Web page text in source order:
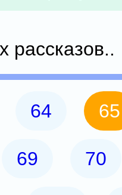
64 65
69 70